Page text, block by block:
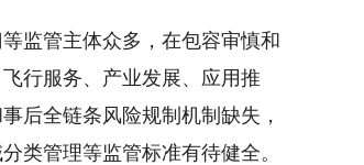
监管主体众多，在包容审慎和
行服务、产业发展、应用推
后全链条风险规制机制缺失，
类管理等监管标准有待健全。